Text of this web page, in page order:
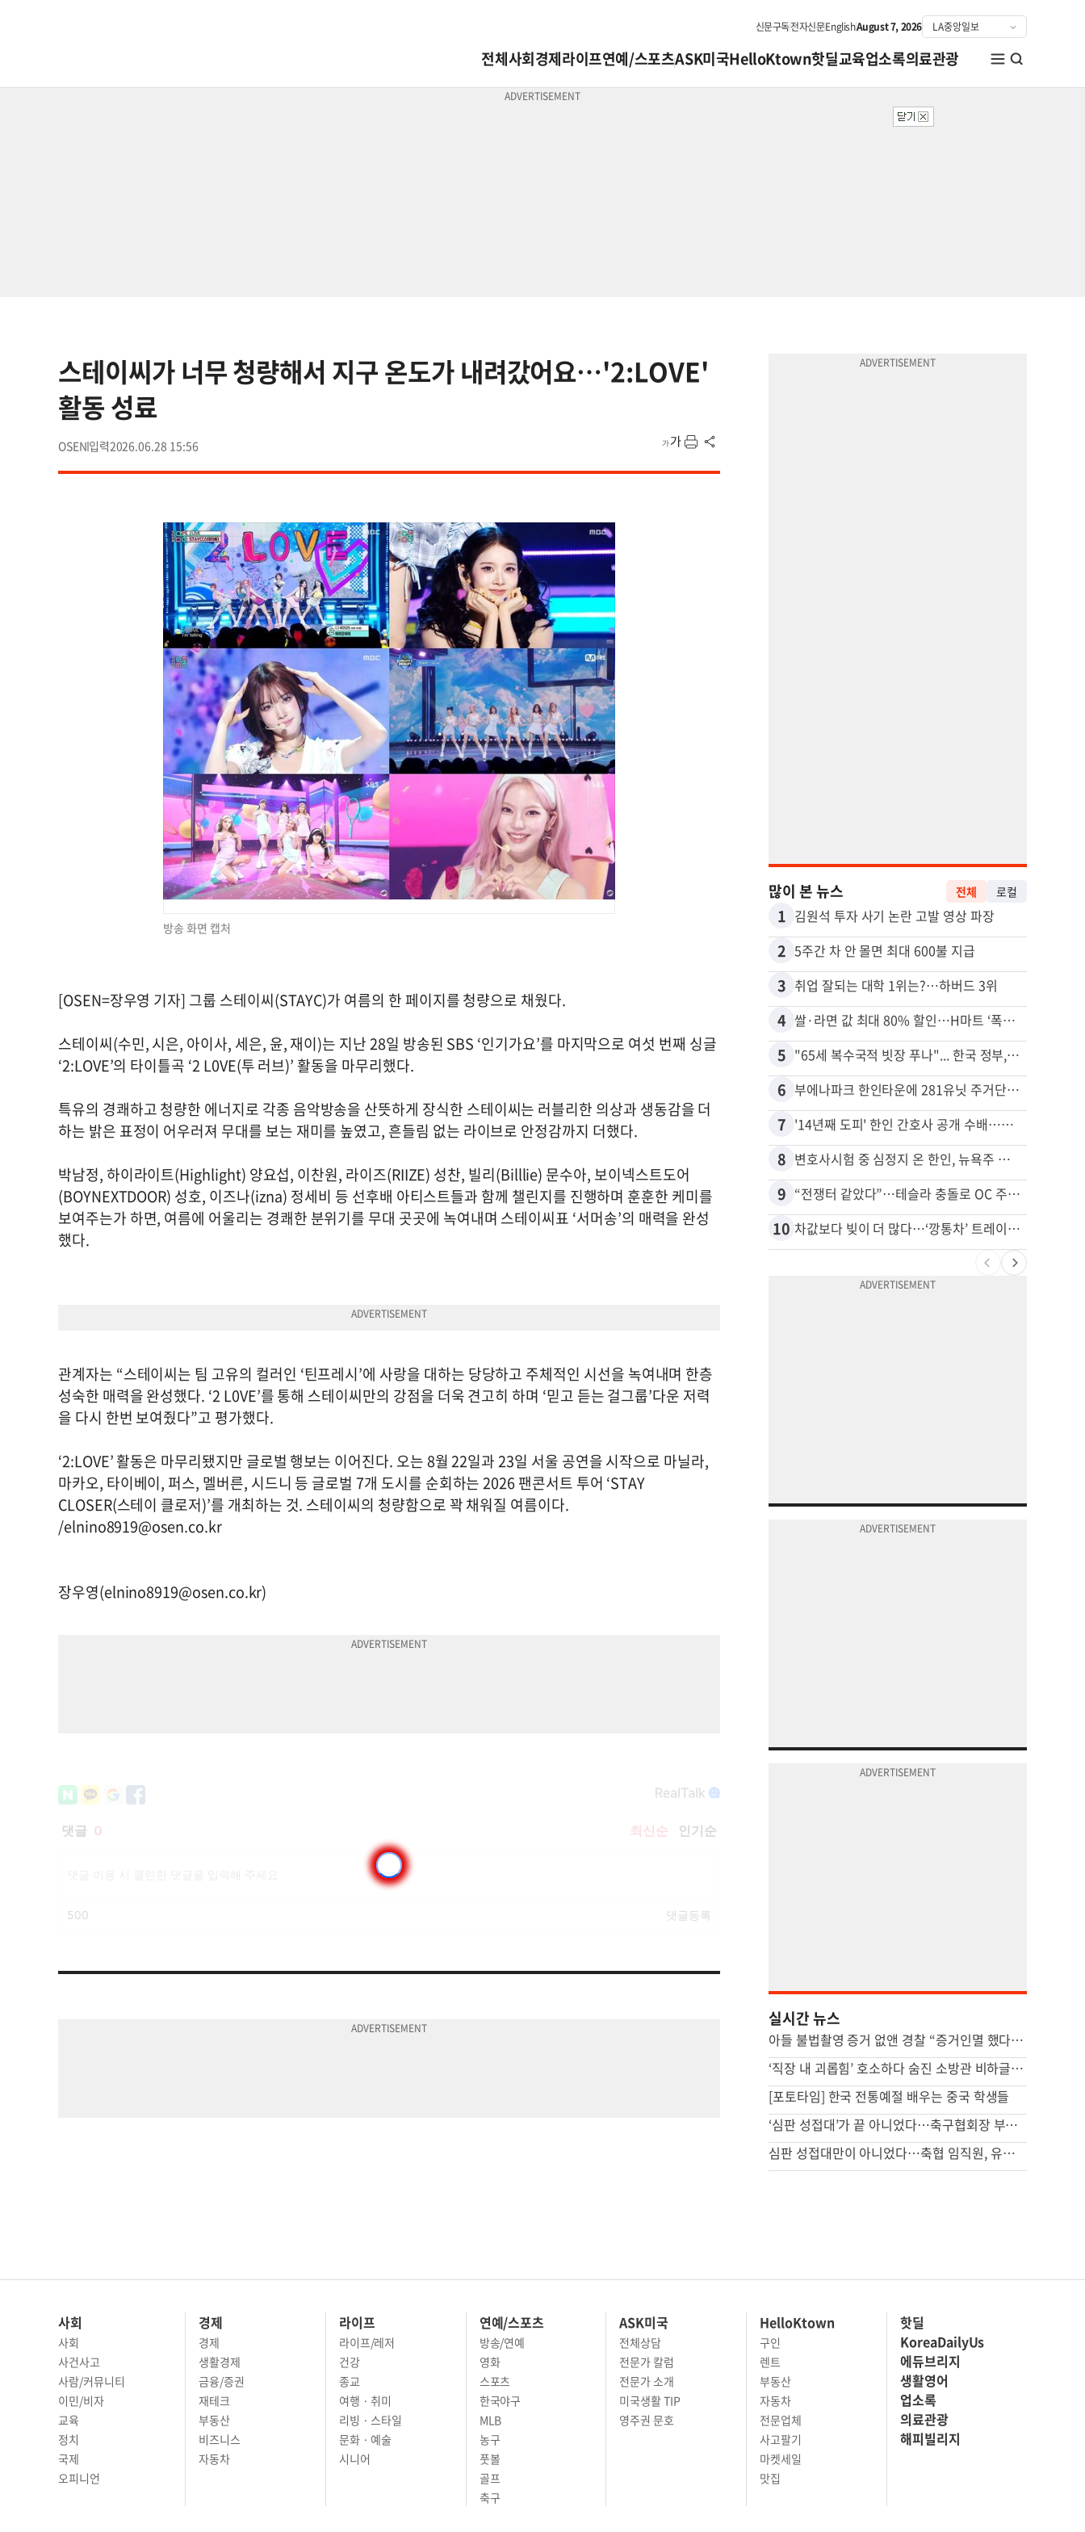
신문구독전자신문EnglishAugust 7, 2026
전체사회경제라이프연예/스포츠ASK미국HelloKtown핫딜교육업소록의료관광
스테이씨가 너무 청량해서 지구 온도가 내려갔어요…'2:LOVE'
활동 성료
OSEN 2026.06.28 15:56
방송 화면 캡처
[OSEN=장우영 기자] 그룹 스테이씨(STAYC)가 여름의 한 페이지를 청량으로 채웠다.
스테이씨(수민, 시은, 아이사, 세은, 윤, 재이)는 지난 28일 방송된 SBS ‘인기가요’를 마지막으로 여섯 번째 싱글
‘2:LOVE’의 타이틀곡 ‘2 L0VE(투 러브)’ 활동을 마무리했다.
특유의 경쾌하고 청량한 에너지로 각종 음악방송을 산뜻하게 장식한 스테이씨는 러블리한 의상과 생동감을 더
하는 밝은 표정이 어우러져 무대를 보는 재미를 높였고, 흔들림 없는 라이브로 안정감까지 더했다.
박남정, 하이라이트(Highlight) 양요섭, 이찬원, 라이즈(RIIZE) 성찬, 빌리(Billlie) 문수아, 보이넥스트도어
(BOYNEXTDOOR) 성호, 이즈나(izna) 정세비 등 선후배 아티스트들과 함께 챌린지를 진행하며 훈훈한 케미를
보여주는가 하면, 여름에 어울리는 경쾌한 분위기를 무대 곳곳에 녹여내며 스테이씨표 ‘서머송’의 매력을 완성
했다.
관계자는 “스테이씨는 팀 고유의 컬러인 ‘틴프레시’에 사랑을 대하는 당당하고 주체적인 시선을 녹여내며 한층
성숙한 매력을 완성했다. ‘2 L0VE’를 통해 스테이씨만의 강점을 더욱 견고히 하며 ‘믿고 듣는 걸그룹’다운 저력
을 다시 한번 보여줬다”고 평가했다.
‘2:LOVE’ 활동은 마무리됐지만 글로벌 행보는 이어진다. 오는 8월 22일과 23일 서울 공연을 시작으로 마닐라,
마카오, 타이베이, 퍼스, 멜버른, 시드니 등 글로벌 7개 도시를 순회하는 2026 팬콘서트 투어 ‘STAY
CLOSER(스테이 클로저)’를 개최하는 것. 스테이씨의 청량함으로 꽉 채워질 여름이다.
/elnino8919@osen.co.kr
장우영(elnino8919@osen.co.kr)
많이 본 뉴스 전체 로컬
1 김원석 투자 사기 논란 고발 영상 파장
2 5주간 차 안 몰면 최대 600불 지급
3 취업 잘되는 대학 1위는?…하버드 3위
4 쌀·라면 값 최대 80% 할인…H마트 ‘폭탄 세일’
5 "65세 복수국적 빗장 푸나"... 한국 정부, 연령 완화 전면 추진
6 부에나파크 한인타운에 281유닛 주거단지 들어선다
7 '14년째 도피' 한인 간호사 공개 수배…메디케어 사기 유죄
8 변호사시험 중 심정지 온 한인, 뉴욕주 제소
9 “전쟁터 같았다”…테슬라 충돌로 OC 주택 4채 파손
10 차값보다 빚이 더 많다…‘깡통차’ 트레이드인 급증
실시간 뉴스
아들 불법촬영 증거 없앤 경찰 “증거인멸 했다 해도 처벌 못해”
‘직장 내 괴롭힘’ 호소하다 숨진 소방관 비하글…공무원 입건
[포토타임] 한국 전통예절 배우는 중국 학생들
‘심판 성접대’가 끝 아니었다…축구협회장 부인 해외출장에 법카 2억 ‘펑펑’
심판 성접대만이 아니었다…축협 임직원, 유흥·골프에 2억 펑펑
사회
사회
사건사고
사람/커뮤니티
이민/비자
교육
정치
국제
오피니언
경제
경제
생활경제
금융/증권
재테크
부동산
비즈니스
자동차
라이프
라이프/레저
건강
종교
여행 · 취미
리빙 · 스타일
문화 · 예술
시니어
연예/스포츠
방송/연예
영화
스포츠
한국야구
MLB
농구
풋볼
골프
축구
ASK미국
전체상담
전문가 칼럼
전문가 소개
미국생활 TIP
영주권 문호
HelloKtown
구인
렌트
부동산
자동차
전문업체
사고팔기
마켓세일
맛집
핫딜
KoreaDailyUs
에듀브리지
생활영어
업소록
의료관광
해피빌리지